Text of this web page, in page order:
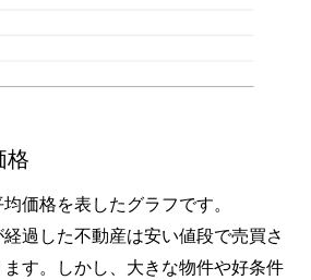
格
価格を表したグラフです。
過した不動産は安い値段で売買さ
す。しかし、大きな物件や好条件